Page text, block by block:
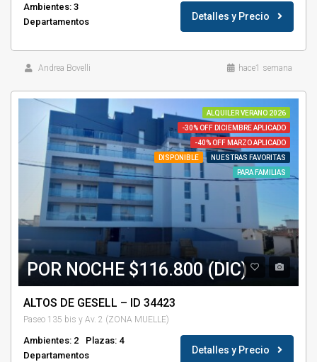
Ambientes: 3
Departamentos
Detalles y Precio
Andrea Bovelli hace1 semana
ALQUILER VERANO 2026
-30% OFF DICIEMBRE APLICADO
-40% OFF MARZO APLICADO
DISPONIBLE
NUESTRAS FAVORITAS
PARA FAMILIAS
POR NOCHE $116.800 (DIC)
ALTOS DE GESELL – ID 34423
Paseo 135 bis y Av. 2 (ZONA MUELLE)
Ambientes: 2
Plazas: 4
Departamentos
Detalles y Precio